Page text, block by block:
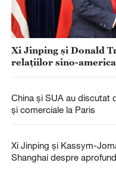
Xi Jinping și Donald
relațiilor sino-
China și SUA au discutat
și comerciale la Paris
Xi Jinping și Kassym-
Shanghai despre